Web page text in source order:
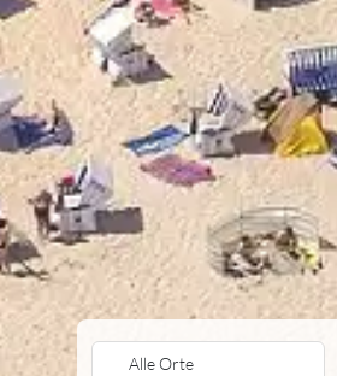
Alle Orte